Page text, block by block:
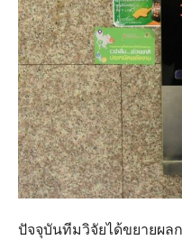
ปัจจุบันทีมวิจัยได้ขยายผ